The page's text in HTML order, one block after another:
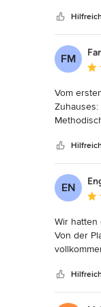
Ergebnis
Hilfreich
FM
Vom
Zuhauses:
und
Wir
Hilfreich
EN
Wir hatten
Von der
ersten
Stock,
Wer
Hilfreich